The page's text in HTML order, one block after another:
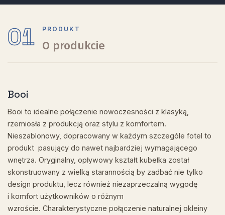
01 PRODUKT
O produkcie
Booi
Booi to idealne połączenie nowoczesności z klasyką,
rzemiosła z produkcją oraz stylu z komfortem.
Nieszablonowy, dopracowany w każdym szczególe fotel to
produkt pasujący do nawet najbardziej wymagającego
wnętrza. Oryginalny, opływowy kształt kubełka został
skonstruowany z wielką starannością by zadbać nie tylko
design produktu, lecz również niezaprzeczalną wygodę
i komfort użytkowników o różnym
wzroście. Charakterystyczne połączenie naturalnej okleiny